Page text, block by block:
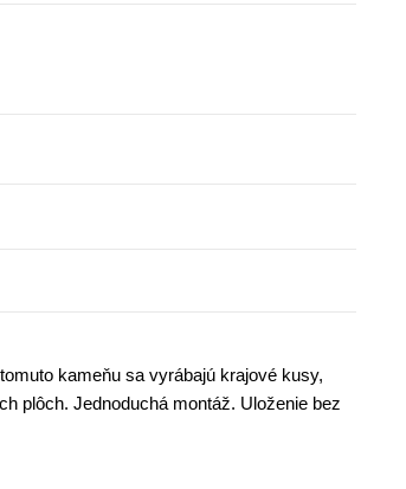
kameňu sa vyrábajú krajové kusy,
plôch. Jednoduchá montáž. Uloženie bez